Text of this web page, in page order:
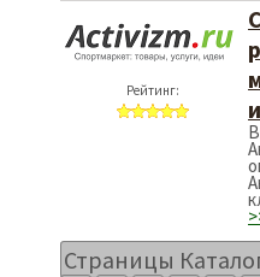
Рейтинг:
Страницы